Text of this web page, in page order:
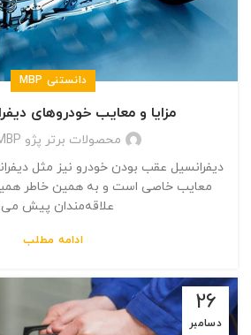
دانستنی MBP
مزایا و معایب خودرو‌های
محصولات برتر پژو MBP
دیفرانسیل عقب بودن خودرو نیز مثل
معایب خاصی است و به همین خاطر
علاقه‌مندان پیش
ادامه مطلب
26
دسامبر